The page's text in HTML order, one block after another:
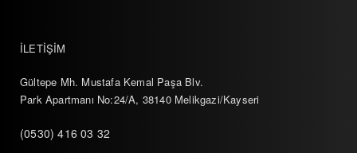
İLETİŞİM
Gültepe Mh. Mustafa Kemal Paşa Blv.
Park Apartmanı No:24/A, 38140 Melikgazi/Kayseri
(0530) 416 03 32